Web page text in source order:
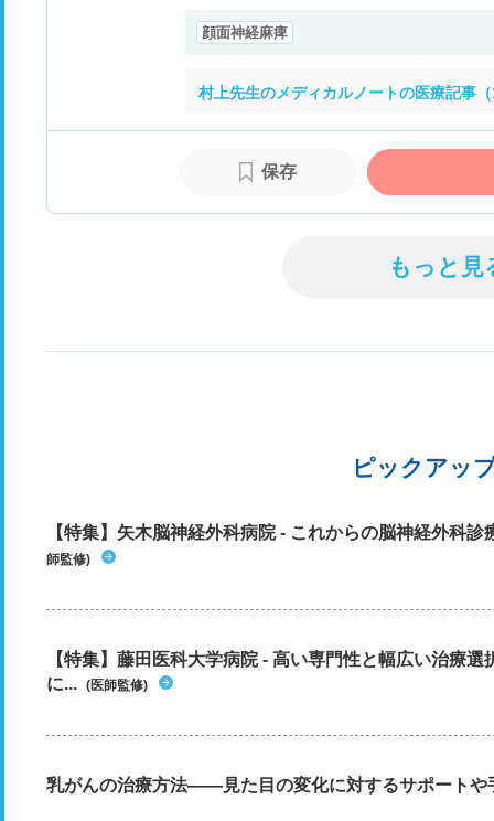
顔面神経麻痺
村上先生のメディカルノートの医療記事
保存
もっと見
ピックアッ
【特集】矢木脳神経外科病院 - これからの脳神経外科
師監修)
【特集】藤田医科大学病院 - 高い専門性と幅広い治療
に... (医師監修)
乳がんの治療方法――見た目の変化に対するサポートや